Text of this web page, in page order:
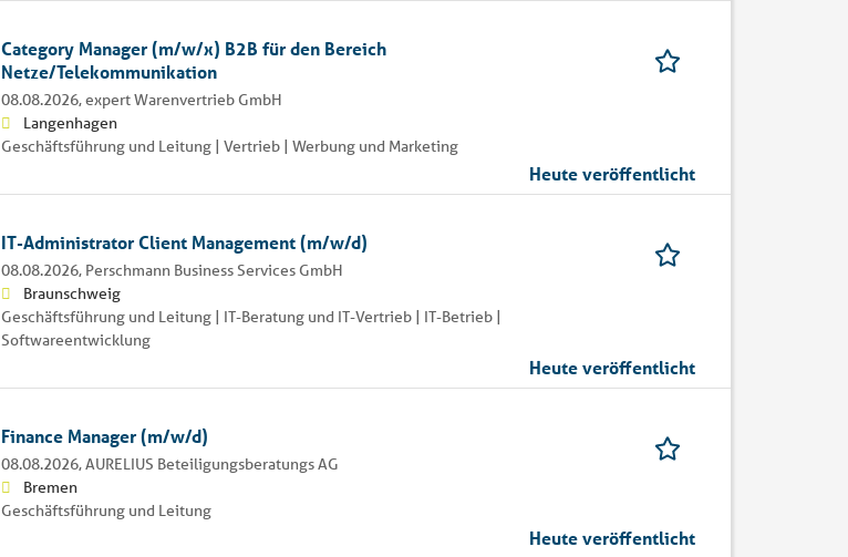
Category Manager (m/w/x) B2B für den Bereich
Netze/Telekommunikation
08.08.2026,expert Warenvertrieb GmbH
Langenhagen
Geschäftsführung und Leitung | Vertrieb | Werbung und Marketing
Heute veröffentlicht
IT-Administrator Client Management (m/w/d)
08.08.2026, Perschmann Business Services GmbH
Braunschweig
Geschäftsführung und Leitung | IT-Beratung und IT-Vertrieb | IT-Betrieb |
Softwareentwicklung
Heute veröffentlicht
Finance Manager (m/w/d)
08.08.2026,AURELIUS Beteiligungsberatungs AG
Bremen
Geschäftsführung und Leitung
Heute veröffentlicht